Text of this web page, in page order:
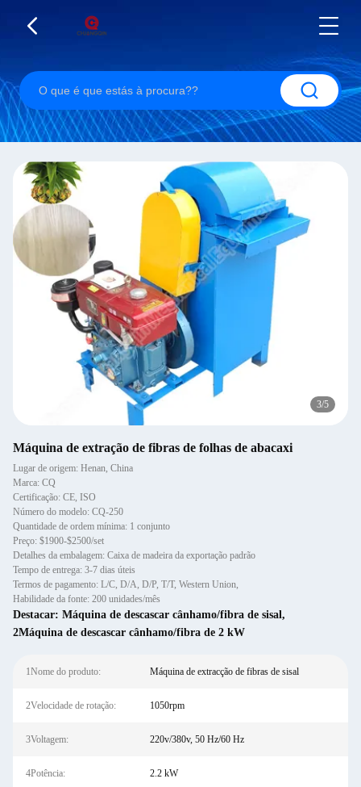
3/5
Máquina de extração de fibras de folhas de abacaxi
Lugar de origem: Henan, China
Marca: CQ
Certificação: CE, ISO
Número do modelo: CQ-250
Quantidade de ordem mínima: 1 conjunto
Preço: $1900-$2500/set
Detalhes da embalagem: Caixa de madeira da exportação padrão
Tempo de entrega: 3-7 dias úteis
Termos de pagamento: L/C, D/A, D/P, T/T, Western Union,
Habilidade da fonte: 200 unidades/mês
Destacar: Máquina de descascar cânhamo/fibra de sisal,
2Máquina de descascar cânhamo/fibra de 2 kW
1Nome do produto: Máquina de extracção de fibras de sisal
2Velocidade de rotação: 1050rpm
3Voltagem: 220v/380v, 50 Hz/60 Hz
4Potência: 2.2 kW